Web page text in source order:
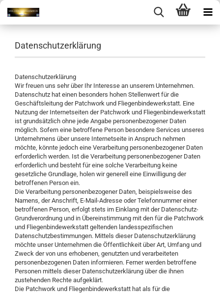
Datenschutzerklärung
Datenschutzerklärung
Wir freuen uns sehr über Ihr Interesse an unserem Unternehmen.
Datenschutz hat einen besonders hohen Stellenwert für die
Geschäftsleitung der Patchwork und Fliegenbindewerkstatt. Eine
Nutzung der Internetseiten der Patchwork und Fliegenbindewerkstatt
ist grundsätzlich ohne jede Angabe personenbezogener Daten
möglich. Sofern eine betroffene Person besondere Services unseres
Unternehmens über unsere Internetseite in Anspruch nehmen
möchte, könnte jedoch eine Verarbeitung personenbezogener Daten
erforderlich werden. Ist die Verarbeitung personenbezogener Daten
erforderlich und besteht für eine solche Verarbeitung keine
gesetzliche Grundlage, holen wir generell eine Einwilligung der
betroffenen Person ein.
Die Verarbeitung personenbezogener Daten, beispielsweise des
Namens, der Anschrift, E-Mail-Adresse oder Telefonnummer einer
betroffenen Person, erfolgt stets im Einklang mit der Datenschutz-
Grundverordnung und in Übereinstimmung mit den für die Patchwork
und Fliegenbindewerkstatt geltenden landesspezifischen
Datenschutzbestimmungen. Mittels dieser Datenschutzerklärung
möchte unser Unternehmen die Öffentlichkeit über Art, Umfang und
Zweck der von uns erhobenen, genutzten und verarbeiteten
personenbezogenen Daten informieren. Ferner werden betroffene
Personen mittels dieser Datenschutzerklärung über die ihnen
zustehenden Rechte aufgeklärt.
Die Patchwork und Fliegenbindewerkstatt hat als für die